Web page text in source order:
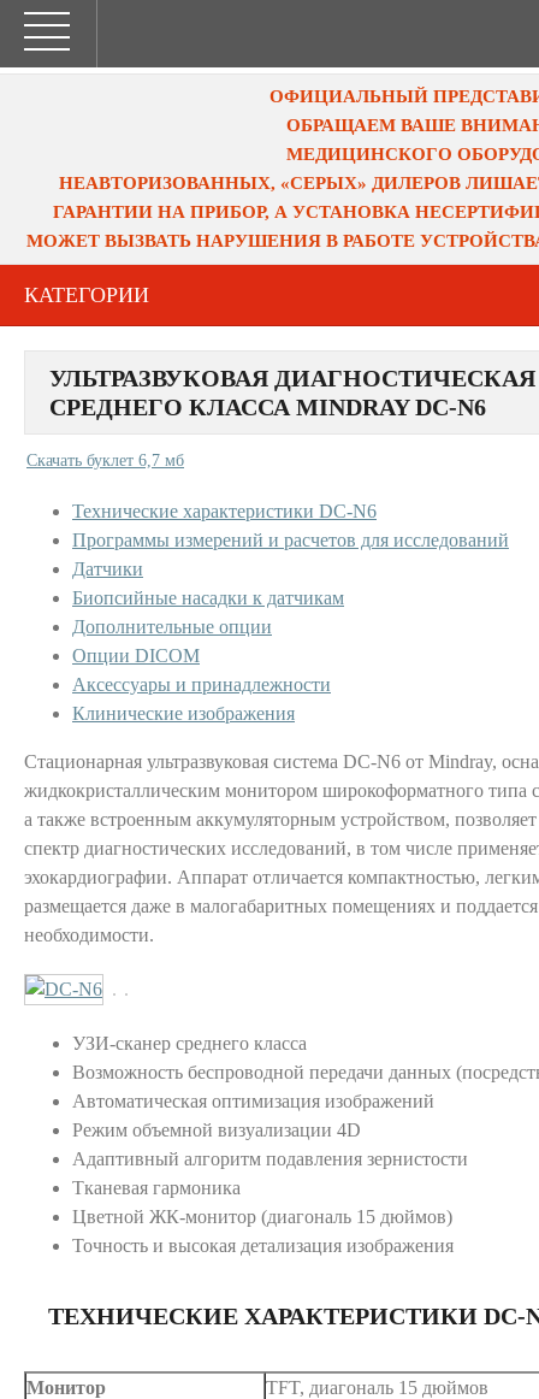
ОФИЦИАЛЬНЫЙ
ОБРАЩАЕМ ВАШЕ
МЕДИЦИНСКОГО
НЕАВТОРИЗОВАННЫХ, «СЕРЫХ» ДИЛЕРОВ
ГАРАНТИИ НА ПРИБОР, А УСТАНОВКА
МОЖЕТ ВЫЗВАТЬ НАРУШЕНИЯ В РАБОТЕ
КАТЕГОРИИ
УЛЬТРАЗВУКОВАЯ
СРЕДНЕГО КЛАССА MINDRAY DC-N6
Скачать буклет 6,7 мб
Технические характеристики DC-N6
Программы измерений и расчетов для исследований
Датчики
Биопсийные насадки к датчикам
Дополнительные опции
Опции DICOM
Аксессуары и принадлежности
Клинические изображения
Стационарная ультразвуковая система DC-N6 от Mindray,
жидкокристаллическим монитором широкоформатного типа
а также встроенным аккумуляторным устройством,
спектр диагностических исследований, в том числе
эхокардиографии. Аппарат отличается компактностью,
размещается даже в малогабаритных помещениях и
необходимости.
УЗИ-сканер среднего класса
Возможность беспроводной передачи данных
Автоматическая оптимизация изображений
Режим объемной визуализации 4D
Адаптивный алгоритм подавления зернистости
Тканевая гармоника
Цветной ЖК-монитор (диагональ 15 дюймов)
Точность и высокая детализация изображения
ТЕХНИЧЕСКИЕ ХАРАКТЕРИСТИКИ DC-
Монитор TFT, диагональ 15 дюймов